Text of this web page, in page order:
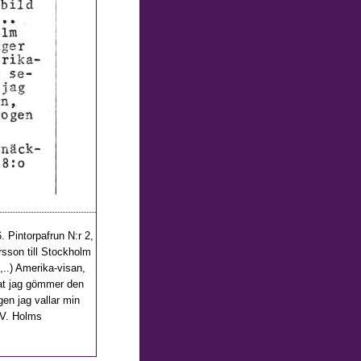
Pintorpafrun N:r 2,
till Stockholm
Amerika-visan,
jag gömmer den
jag vallar min
Holms